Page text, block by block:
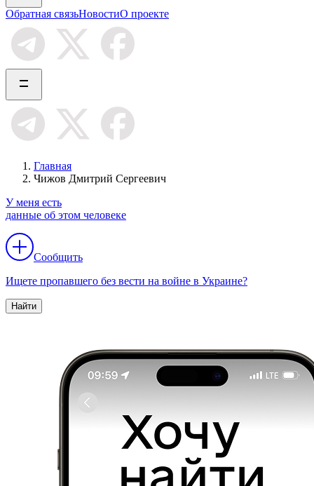
Обратная связьНовостиО проекте
Главная
Чижов Дмитрий Сергеевич
У меня есть
данные об этом человеке
Сообщить
Ищете пропавшего без вести на войне в Украине?
Найти